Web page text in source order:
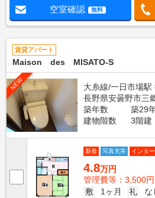
空室確認 無料
賃貸アパート
Maison des MISATO-S
NEW
大糸線/一日市場駅
長野県安曇野市三
築年数
築29
建物階数
3階建
新着 写真充実 インタ
4.8万円
管理費等：3,500円
敷
1ヶ月 礼
な